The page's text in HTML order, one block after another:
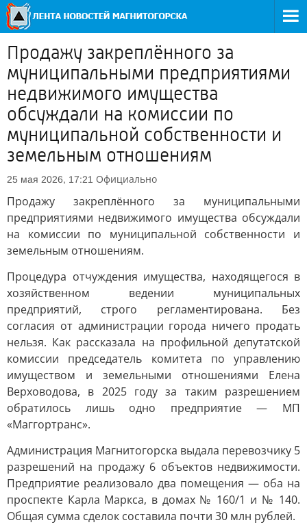
Продажу закреплённого за
муниципальными предприятиями
недвижимого имущества
обсуждали на комиссии по
муниципальной собственности и
земельным отношениям
25 мая 2026, 17:21 Официально
Продажу закреплённого за муниципальными
предприятиями недвижимого имущества обсуждали
на комиссии по муниципальной собственности и
земельным отношениям.
Процедура отчуждения имущества, находящегося в
хозяйственном ведении муниципальных
предприятий, строго регламентирована. Без
согласия от администрации города ничего продать
нельзя. Как рассказала на профильной депутатской
комиссии председатель комитета по управлению
имуществом и земельными отношениями Елена
Верховодова, в 2025 году за таким разрешением
обратилось лишь одно предприятие — МП
«Маггортранс».
Администрация Магнитогорска выдала перевозчику 5
разрешений на продажу 6 объектов недвижимости.
Предприятие реализовало два помещения — оба на
проспекте Карла Маркса, в домах № 160/1 и № 140.
Общая сумма сделок составила почти 30 млн рублей.